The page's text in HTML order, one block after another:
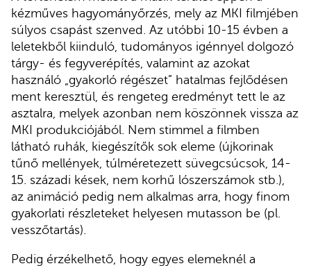
kézműves hagyományőrzés, mely az MKI filmjében
súlyos csapást szenved. Az utóbbi 10-15 évben a
leletekből kiinduló, tudományos igénnyel dolgozó
tárgy- és fegyverépítés, valamint az azokat
használó „gyakorló régészet” hatalmas fejlődésen
ment keresztül, és rengeteg eredményt tett le az
asztalra, melyek azonban nem köszönnek vissza az
MKI produkciójából. Nem stimmel a filmben
látható ruhák, kiegészítők sok eleme (újkorinak
tűnő mellények, túlméretezett süvegcsúcsok, 14-
15. századi kések, nem korhű lószerszámok stb.),
az animáció pedig nem alkalmas arra, hogy finom
gyakorlati részleteket helyesen mutasson be (pl.
vesszőtartás).
Pedig érzékelhető, hogy egyes elemeknél a